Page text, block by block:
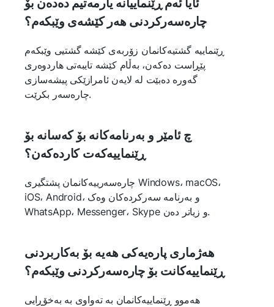
چارەسەرکردنی هەر کێشەی وێبکەم؟
ڕێنماییە گشتیەکانمان زۆربەی کێشە گشتیی وێبکەم
پێڕاست دەکەن، بەڵام کێشە تایبەتی هاردوەری
گەورە دەبێت لە لایەن ئامرازێکی پیشەسازی
چارەسەر بکرێت.
چ ئامێر و بەرنامەکانە بۆ کەسانە بۆ
ڕێنماییەکەت کاردەکەن؟
چارەسەرییەکانمان پشتگیری Windows، macOS،
iOS، Android، و بەرنامە سەرکردەکان وەک
WhatsApp، Messenger، Skype و زیاتر دەن.
هەژماری پارەیەکی هەیە بۆ بەکاربردنی
ڕێنماییەکانت بۆ چارەسەرکردنی وێبکەم؟
هەموو ڕێنماییەکانمان بە تەواوی بە بەخۆڕایی